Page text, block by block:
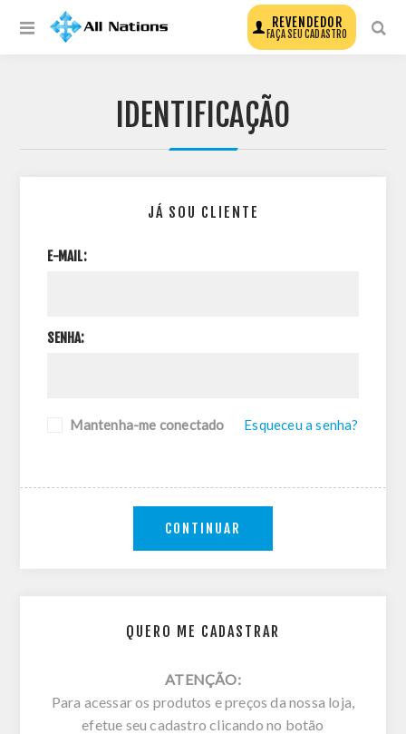
REVENDEDOR
FAÇA SEU CADASTRO
IDENTIFICAÇÃO
QUERO ME CADASTRAR
ATENÇÃO:
Para acessar os produtos e preços da nossa loja,
efetue seu cadastro clicando no botão
JÁ SOU CLIENTE
E-MAIL:
SENHA:
Mantenha-me conectado Esqueceu a senha?
CONTINUAR